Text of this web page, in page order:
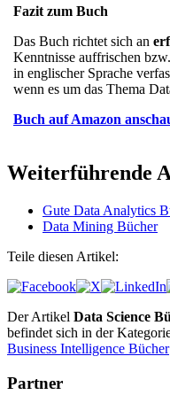
Fazit zum Buch
Das Buch richtet sich an
Kenntnisse auffrischen
in englischer Sprache
wenn es um das Thema
Buch auf Amazon
Weiterführende
Gute Data Analytics
Data Mining Bücher
Teile diesen Artikel:
Der Artikel Data Science
befindet sich in der
Business Intelligence Bücher
Partner